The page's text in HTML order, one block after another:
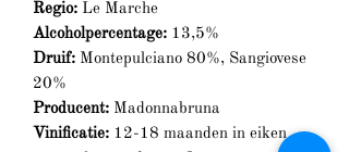
Regio: Le Marche
Alcoholpercentage: 13,5%
Druif: Montepulciano 80%, Sangiovese
20%
Producent: Madonnabruna
Vinificatie: 12-18 maanden in eiken